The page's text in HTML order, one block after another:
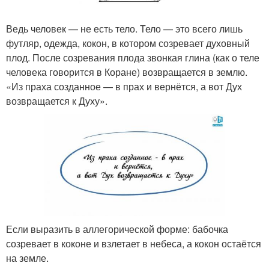
Ведь человек — не есть тело. Тело — это всего лишь
футляр, одежда, кокон, в котором созревает духовный
плод. После созревания плода звонкая глина (как о теле
человека говорится в Коране) возвращается в землю.
«Из праха созданное — в прах и вернётся, а вот Дух
возвращается к Духу».
Если выразить в аллегорической форме: бабочка
созревает в коконе и взлетает в небеса, а кокон остаётся
на земле.